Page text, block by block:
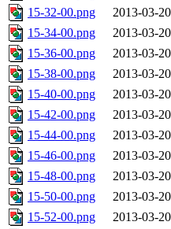
15-32-00.png
2013-03-
15-34-00.png
2013-03-
15-36-00.png
2013-03-
15-38-00.png
2013-03-
15-40-00.png
2013-03-
15-42-00.png
2013-03-
15-44-00.png
2013-03-
15-46-00.png
2013-03-
15-48-00.png
2013-03-
15-50-00.png
2013-03-
15-52-00.png
2013-03-